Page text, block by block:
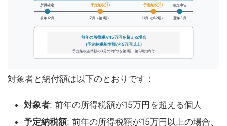
前年12月 7月（第1期） 11月（第2期） 翌年3月
所得確定 予定納税① 予定納税② 確定申告
前年の所得税が15万円を超える場合
(予定納税基準額が15万円以上)
予定納税基準額の3分の1ずつを第1期・第2期に納付
対象者と納付額は以下のとおりです：
対象者: 前年の所得税額が15万円を超える個人
予定納税額: 前年の所得税額が15万円以上の場合、